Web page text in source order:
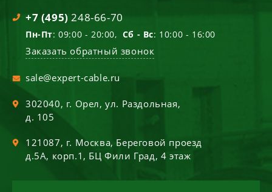
+7 (495) 248-66-70
Пн-Пт: 09:00 - 20:00, Сб - Вс: 10:00 - 16:00
Заказать обратный звонок
sale@expert-cable.ru
302040, г. Орел,ул. Раздольная,
д. 105
121087, г. Москва, Береговой проезд
д.5А, корп.1, БЦ Фили Град, 4 этаж